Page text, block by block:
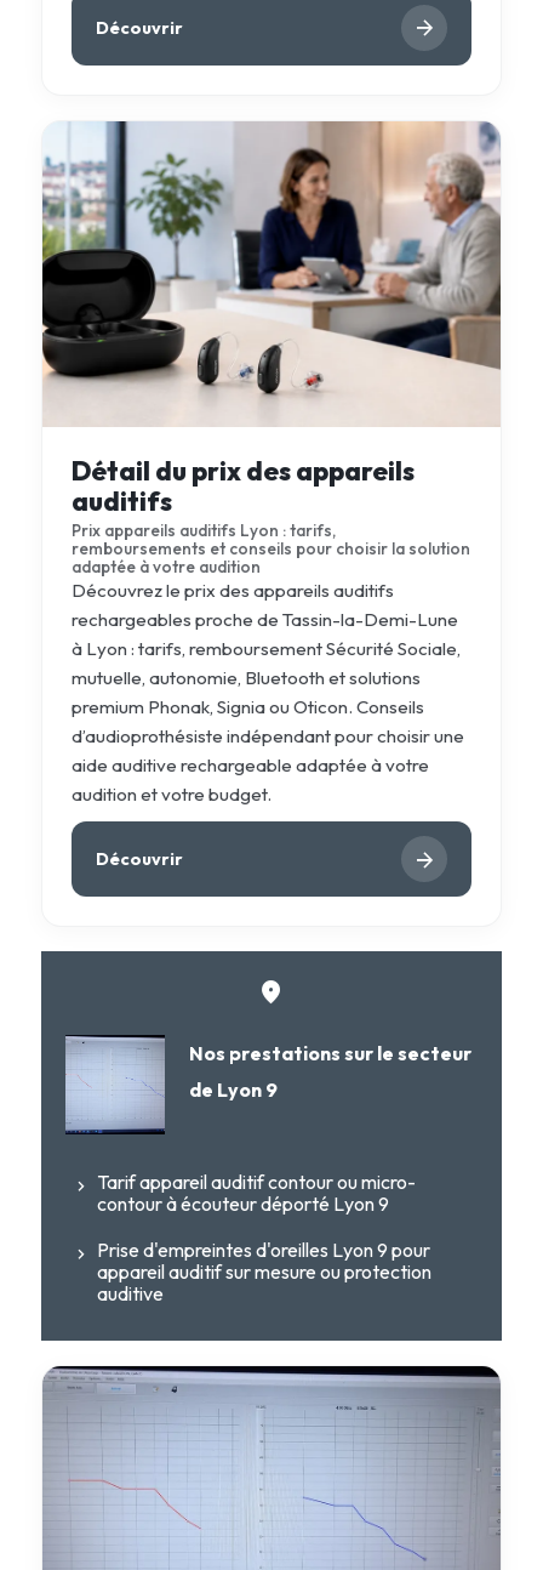
Découvrir
Détail du prix des appareils
auditifs
Prix appareils auditifs Lyon : tarifs,
remboursements et conseils pour choisir la solution
adaptée à votre audition
Découvrez le prix des appareils auditifs
rechargeables proche de Tassin-la-Demi-Lune
à Lyon : tarifs, remboursement Sécurité Sociale,
mutuelle, autonomie, Bluetooth et solutions
premium Phonak, Signia ou Oticon. Conseils
d’audioprothésiste indépendant pour choisir une
aide auditive rechargeable adaptée à votre
audition et votre budget.
Découvrir
Nos prestations sur le secteur
de Lyon 9
Tarif appareil auditif contour ou micro-
contour à écouteur déporté Lyon 9
Prise d'empreintes d'oreilles Lyon 9 pour
appareil auditif sur mesure ou protection
auditive